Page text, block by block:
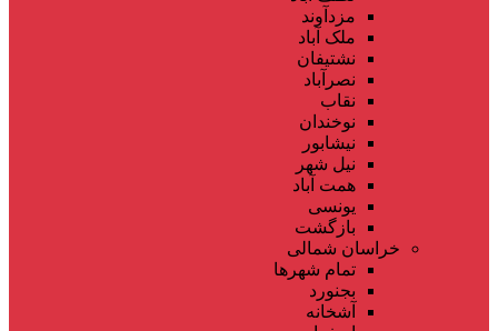
مزدآوند
ملک آباد
نشتیفان
نصرآباد
نقاب
نوخندان
نیشابور
نیل شهر
همت آباد
یونسی
بازگشت
خراسان شمالی
تمام شهر‌ها
بجنورد
آشخانه